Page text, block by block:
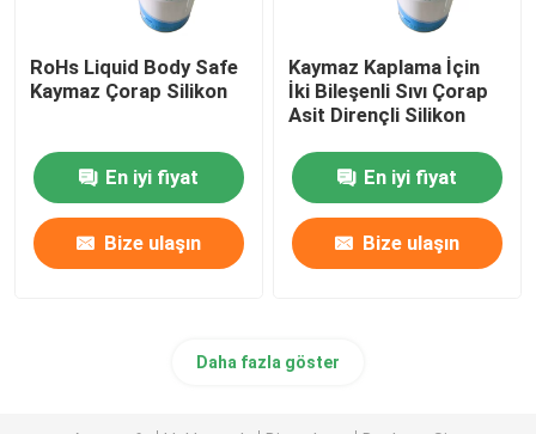
RoHs Liquid Body Safe
Kaymaz Çorap Silikon
En iyi fiyat
Bize ulaşın
Kaymaz Kaplama İçin
İki Bileşenli Sıvı Çorap
Asit Dirençli Silikon
En iyi fiyat
Bize ulaşın
Daha fazla göster